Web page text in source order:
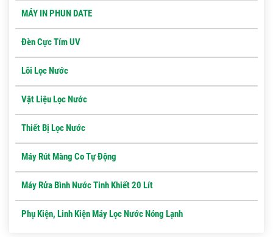
MÁY IN PHUN DATE
Đèn Cực Tím UV
Lõi Lọc Nước
Vật Liệu Lọc Nước
Thiết Bị Lọc Nước
Máy Rút Màng Co Tự Động
Máy Rửa Bình Nước Tinh Khiết 20 Lít
Phụ Kiện, Linh Kiện Máy Lọc Nước Nóng Lạnh